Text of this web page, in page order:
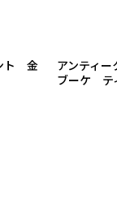
ト 金
アンティ
ブーケ テ